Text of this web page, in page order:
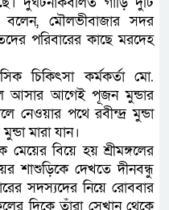
মৌলভীবাজার সদর
পরিবারের কাছে মরদেহ
চিকিৎসা কর্মকর্তা মো.
আসার আগেই পূজন মুন্ডার
নেওয়ার পথে রবীন্দ্র মুন্ডা
মারা যান।
বিয়ে হয় শ্রীমঙ্গলের
শাশুড়িকে দেখতে দীনবন্ধু
সদস্যদের নিয়ে রোববার